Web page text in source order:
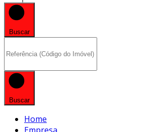
Buscar
Buscar
Home